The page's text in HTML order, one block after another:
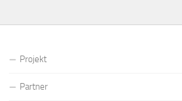
Projekt
Partner